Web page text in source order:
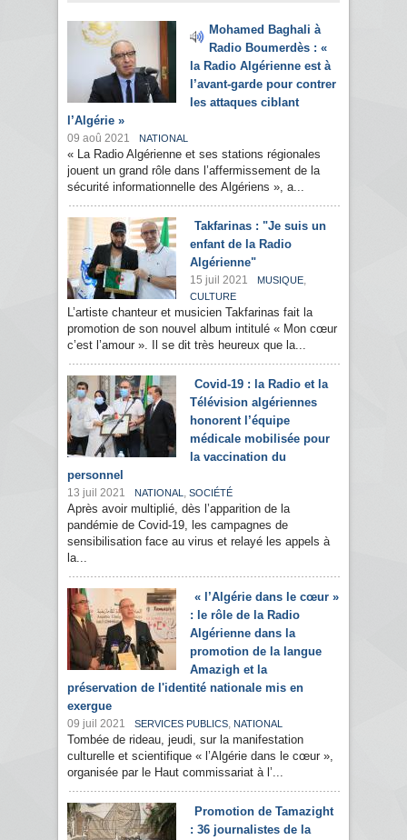
Mohamed Baghali à
Radio Boumerdès : «
la Radio Algérienne est à
l’avant-garde pour contrer
les attaques ciblant
l’Algérie »
09 aoû 2021 NATIONAL
« La Radio Algérienne et ses stations régionales
jouent un grand rôle dans l’affermissement de la
sécurité informationnelle des Algériens », a...
Takfarinas : "Je suis un
enfant de la Radio
Algérienne"
15 juil 2021 MUSIQUE,
CULTURE
L’artiste chanteur et musicien Takfarinas fait la
promotion de son nouvel album intitulé « Mon cœur
c’est l’amour ». Il se dit très heureux que la...
Covid-19 : la Radio et la
Télévision algériennes
honorent l’équipe
médicale mobilisée pour
la vaccination du
personnel
13 juil 2021 NATIONAL , SOCIÉTÉ
Après avoir multiplié, dès l’apparition de la
pandémie de Covid-19, les campagnes de
sensibilisation face au virus et relayé les appels à
la...
« l’Algérie dans le cœur »
: le rôle de la Radio
Algérienne dans la
promotion de la langue
Amazigh et la
préservation de l'identité nationale mis en
exergue
09 juil 2021 SERVICES PUBLICS, NATIONAL
Tombée de rideau, jeudi, sur la manifestation
culturelle et scientifique « l’Algérie dans le cœur »,
organisée par le Haut commissariat à l’...
Promotion de Tamazight
: 36 journalistes de la